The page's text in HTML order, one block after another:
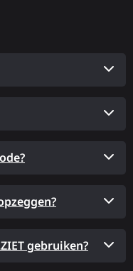
gebruiken?